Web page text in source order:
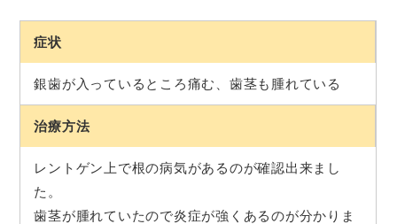
症状
銀歯が入っているところ痛む、歯茎も腫れている
治療方法
レントゲン上で根の病気があるのが確認出来まし
た。
歯茎が腫れていたので炎症が強くあるのが分かりま